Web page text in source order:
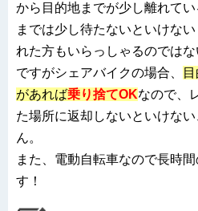
から目的地までが少し離れて
までは少し待たないといけな
れた方もいらっしゃるのではな
ですがシェアバイクの場合、
があれば乗り捨てOKなので、
た場所に返却しないといけな
ん。
また、電動自転車なので長時
す！